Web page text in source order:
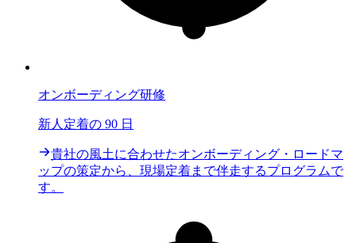
オンボーディング研修
新人定着の 90 日
貴社の風土に合わせたオンボーディング・ロードマ
ップの策定から、現場定着まで伴走するプログラムで
す。